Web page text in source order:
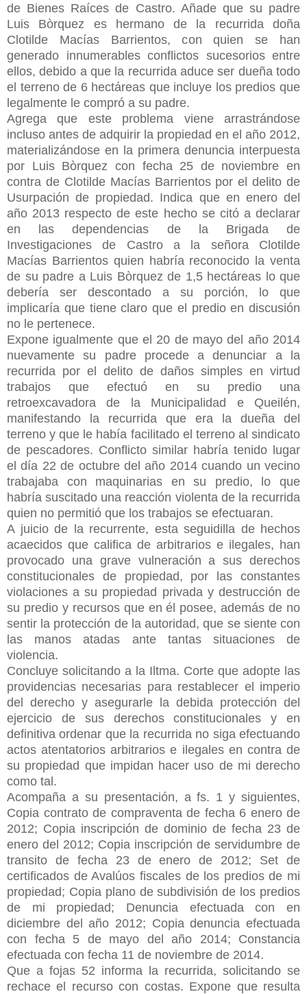
de Bienes Raíces de Castro. Añade que su padre
Luis Bòrquez es hermano de la recurrida doña
Clotilde Macías Barrientos, con quien se han
generado innumerables conflictos sucesorios entre
ellos, debido a que la recurrida aduce ser dueña todo
el terreno de 6 hectáreas que incluye los predios que
legalmente le compró a su padre.
Agrega que este problema viene arrastrándose
incluso antes de adquirir la propiedad en el año 2012,
materializándose en la primera denuncia interpuesta
por Luis Bòrquez con fecha 25 de noviembre en
contra de Clotilde Macías Barrientos por el delito de
Usurpación de propiedad. Indica que en enero del
año 2013 respecto de este hecho se citó a declarar
en las dependencias de la Brigada de
Investigaciones de Castro a la señora Clotilde
Macías Barrientos quien habría reconocido la venta
de su padre a Luis Bòrquez de 1,5 hectáreas lo que
debería ser descontado a su porción, lo que
implicaría que tiene claro que el predio en discusión
no le pertenece.
Expone igualmente que el 20 de mayo del año 2014
nuevamente su padre procede a denunciar a la
recurrida por el delito de daños simples en virtud
trabajos que efectuó en su predio una
retroexcavadora de la Municipalidad e Queilén,
manifestando la recurrida que era la dueña del
terreno y que le había facilitado el terreno al sindicato
de pescadores. Conflicto similar habría tenido lugar
el día 22 de octubre del año 2014 cuando un vecino
trabajaba con maquinarias en su predio, lo que
habría suscitado una reacción violenta de la recurrida
quien no permitió que los trabajos se efectuaran.
A juicio de la recurrente, esta seguidilla de hechos
acaecidos que califica de arbitrarios e ilegales, han
provocado una grave vulneración a sus derechos
constitucionales de propiedad, por las constantes
violaciones a su propiedad privada y destrucción de
su predio y recursos que en él posee, además de no
sentir la protección de la autoridad, que se siente con
las manos atadas ante tantas situaciones de
violencia.
Concluye solicitando a la Iltma. Corte que adopte las
providencias necesarias para restablecer el imperio
del derecho y asegurarle la debida protección del
ejercicio de sus derechos constitucionales y en
definitiva ordenar que la recurrida no siga efectuando
actos atentatorios arbitrarios e ilegales en contra de
su propiedad que impidan hacer uso de mi derecho
como tal.
Acompaña a su presentación, a fs. 1 y siguientes,
Copia contrato de compraventa de fecha 6 enero de
2012; Copia inscripción de dominio de fecha 23 de
enero del 2012; Copia inscripción de servidumbre de
transito de fecha 23 de enero de 2012; Set de
certificados de Avalúos fiscales de los predios de mi
propiedad; Copia plano de subdivisión de los predios
de mi propiedad; Denuncia efectuada con en
diciembre del año 2012; Copia denuncia efectuada
con fecha 5 de mayo del año 2014; Constancia
efectuada con fecha 11 de noviembre de 2014.
Que a fojas 52 informa la recurrida, solicitando se
rechace el recurso con costas. Expone que resulta